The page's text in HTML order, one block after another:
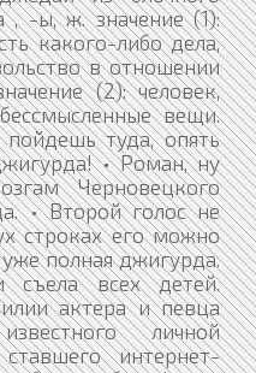
, -ы, ж. значение (1):
какого-либо дела,
в отношении
(2): человек,
вещи.
туда, опять
• Роман, ну
Черновецкого
• Второй голос не
строках его можно
полная джигурда.
всех детей.
актера и певца
личной
интернет-